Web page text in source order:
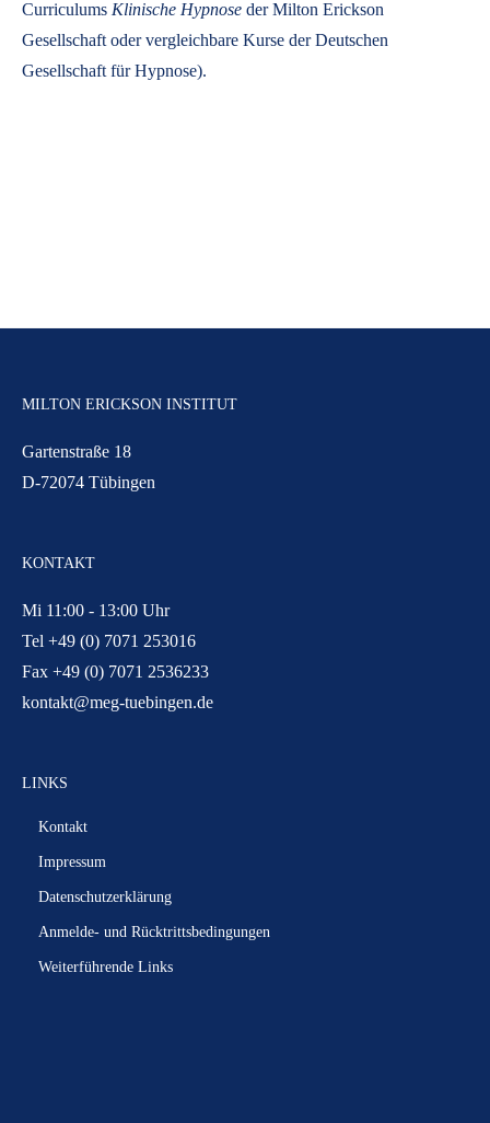
Curriculums Klinische Hypnose der Milton Erickson
Gesellschaft oder vergleichbare Kurse der Deutschen
Gesellschaft für Hypnose).
MILTON ERICKSON INSTITUT
Gartenstraße 18
D-72074 Tübingen
KONTAKT
Mi 11:00 - 13:00 Uhr
Tel +49 (0) 7071 253016
Fax +49 (0) 7071 2536233
kontakt@meg-tuebingen.de
LINKS
Kontakt
Impressum
Datenschutzerklärung
Anmelde- und Rücktrittsbedingungen
Weiterführende Links